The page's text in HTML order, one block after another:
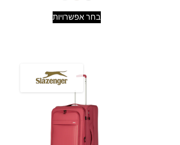
בחר אפשרויות